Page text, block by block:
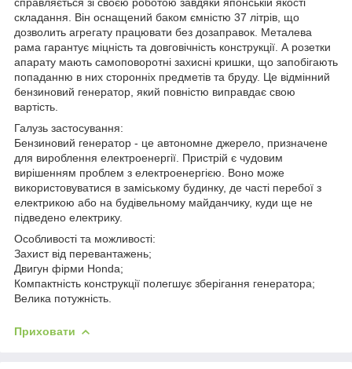
складання. Він оснащений баком ємністю 37 літрів, що
дозволить агрегату працювати без дозаправок. Металева
рама гарантує міцність та довговічність конструкції. А розетки
апарату мають самоповоротні захисні кришки, що запобігають
попаданню в них сторонніх предметів та бруду. Це відмінний
бензиновий генератор, який повністю виправдає свою
вартість.
Галузь застосування:
Бензиновий генератор - це автономне джерело, призначене
для вироблення електроенергії. Пристрій є чудовим
вирішенням проблем з електроенергією. Воно може
використовуватися в заміському будинку, де часті перебої з
електрикою або на будівельному майданчику, куди ще не
підведено електрику.
Особливості та можливості:
Захист від перевантажень;
Двигун фірми Honda;
Компактність конструкції полегшує зберігання генератора;
Велика потужність.
Приховати